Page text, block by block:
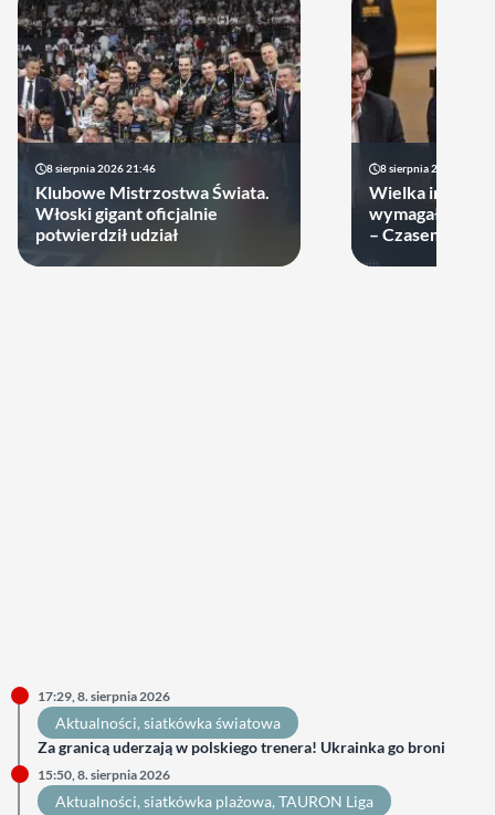
8 sierpnia 2026 21:46
Klubowe Mistrzostwa Świata.
Włoski gigant oficjalnie
potwierdził udział
8 sierpnia 2026 19:22
Wielka impreza
wymagała
– Czasem
17:29, 8. sierpnia 2026
Aktualności, siatkówka światowa
Za granicą uderzają w polskiego trenera! Ukrainka go broni
15:50, 8. sierpnia 2026
Aktualności, siatkówka plażowa, TAURON Liga